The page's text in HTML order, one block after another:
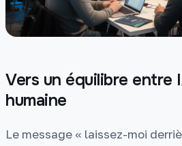
Vers un équilibre entre
humaine
Le message « laissez-moi